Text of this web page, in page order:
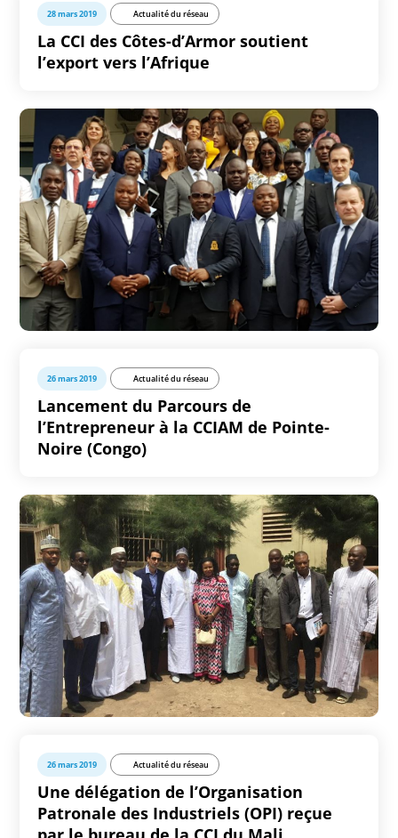
28 mars 2019 Actualité du réseau
La CCI des Côtes-d’Armor soutient
l’export vers l’Afrique
26 mars 2019 Actualité du réseau
Lancement du Parcours de
l’Entrepreneur à la CCIAM de Pointe-
Noire (Congo)
26 mars 2019 Actualité du réseau
Une délégation de l’Organisation
Patronale des Industriels (OPI) reçue